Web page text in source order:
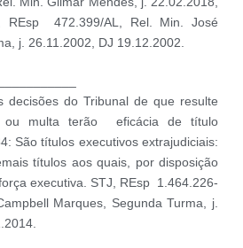
REsp 472.399/AL, Rel. Min. José
j. 26.11.2002, DJ 19.12.2002.
decisões do Tribunal de que resulte
ou multa terão eficácia de título
São títulos executivos extrajudiciais:
títulos aos quais, por disposição
executiva. STJ, REsp 1.464.226-
Marques, Segunda Turma, j.